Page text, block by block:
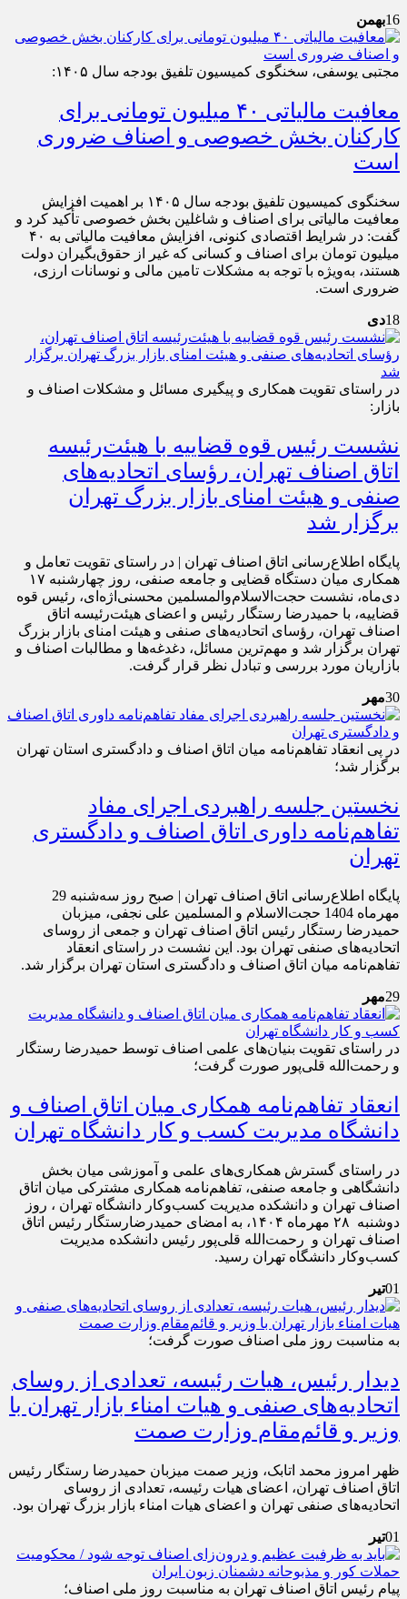
16بهمن
مجتبی یوسفی، سخنگوی کمیسیون تلفیق بودجه سال ۱۴۰۵:
معافیت مالیاتی ۴۰ میلیون تومانی برای
کارکنان بخش خصوصی و اصناف ضروری
است
سخنگوی کمیسیون تلفیق بودجه سال ۱۴۰۵ بر اهمیت افزایش
معافیت مالیاتی برای اصناف و شاغلین بخش خصوصی تأکید کرد و
گفت: در شرایط اقتصادی کنونی، افزایش معافیت مالیاتی به ۴۰
میلیون تومان برای اصناف و کسانی که غیر از حقوق‌بگیران دولت
هستند، به‌ویژه با توجه به مشکلات تامین مالی و نوسانات ارزی،
ضروری است.
18دی
در راستای تقویت همکاری و پیگیری مسائل و مشکلات اصناف و
بازار:
نشست رئیس قوه قضاییه با هیئت‌رئیسه
اتاق اصناف تهران، رؤسای اتحادیه‌های
صنفی و هیئت امنای بازار بزرگ تهران
برگزار شد
پایگاه اطلاع‌رسانی اتاق اصناف تهران | در راستای تقویت تعامل و
همکاری میان دستگاه قضایی و جامعه صنفی، روز چهارشنبه ۱۷
دی‌ماه، نشست حجت‌الاسلام‌والمسلمین محسنی‌اژه‌ای، رئیس قوه
قضاییه، با حمیدرضا رستگار رئیس و اعضای هیئت‌رئیسه اتاق
اصناف تهران، رؤسای اتحادیه‌های صنفی و هیئت امنای بازار بزرگ
تهران برگزار شد و مهم‌ترین مسائل، دغدغه‌ها و مطالبات اصناف و
بازاریان مورد بررسی و تبادل نظر قرار گرفت.
30مهر
در پی انعقاد تفاهم‌نامه میان اتاق اصناف و دادگستری استان تهران
برگزار شد؛
نخستین جلسه راهبردی اجرای مفاد
تفاهم‌نامه داوری اتاق اصناف و دادگستری
تهران
پایگاه اطلاع‌رسانی اتاق اصناف تهران | صبح روز سه‌شنبه 29
مهرماه 1404 حجت‌الاسلام و المسلمین علی نجفی، میزبان
حمیدرضا رستگار رئیس اتاق اصناف تهران و جمعی از روسای
اتحادیه‌های صنفی تهران بود. این نشست در راستای انعقاد
تفاهم‌نامه میان اتاق اصناف و دادگستری استان تهران برگزار شد.
29مهر
در راستای تقویت بنیان‌های علمی اصناف توسط حمیدرضا رستگار
و رحمت‌الله قلی‌پور صورت گرفت؛
انعقاد تفاهم‌نامه همکاری میان اتاق اصناف و
دانشگاه مديريت كسب و كار دانشگاه تهران
در راستای گسترش همکاری‌های علمی و آموزشی میان بخش
دانشگاهی و جامعه صنفی، تفاهم‌نامه همکاری مشترکی میان اتاق
اصناف تهران و دانشکده مدیریت کسب‌وکار دانشگاه تهران ، روز
دوشنبه ۲۸ مهرماه ۱۴۰۴، به امضای حمیدرضارستگار رئیس اتاق
اصناف تهران و رحمت‌الله قلی‌پور رئیس دانشکده مدیریت
کسب‌وکار دانشگاه تهران رسید.
01تیر
به مناسبت روز ملی اصناف صورت گرفت؛
دیدار رئیس، هیات رئیسه، تعدادی از روسای
اتحادیه‌های صنفی و هیات امناء بازار تهران با
وزیر و قائم‌مقام وزارت صمت
ظهر امروز محمد اتابک، وزیر صمت میزبان حمیدرضا رستگار رئیس
اتاق اصناف تهران، اعضای هیات رئیسه، تعدادی از روسای
اتحادیه‌های صنفی تهران و اعضای هیات امناء بازار بزرگ تهران بود.
01تیر
پیام رئیس اتاق اصناف تهران به مناسبت روز ملی اصناف؛